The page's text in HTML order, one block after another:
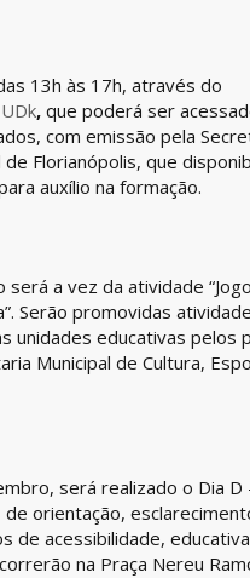
13h às 17h, através do
, que poderá ser
com emissão pela
Florianópolis, que
auxílio na formação.
a vez da atividade
Serão promovidas
unidades educativas pelos
Municipal de Cultura,
será realizado o Dia D
orientação,
de acessibilidade,
na Praça Nereu